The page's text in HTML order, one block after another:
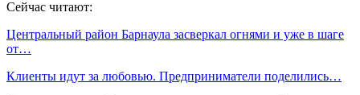
Сейчас читают:
Центральный район Барнаула засверкал огнями и уже в шаге
от…
Клиенты идут за любовью. Предприниматели поделились…